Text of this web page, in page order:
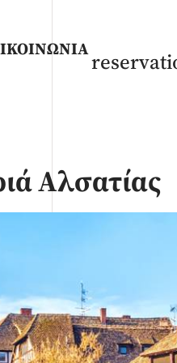
Καλοκαίρι 2026
Αλσατίας